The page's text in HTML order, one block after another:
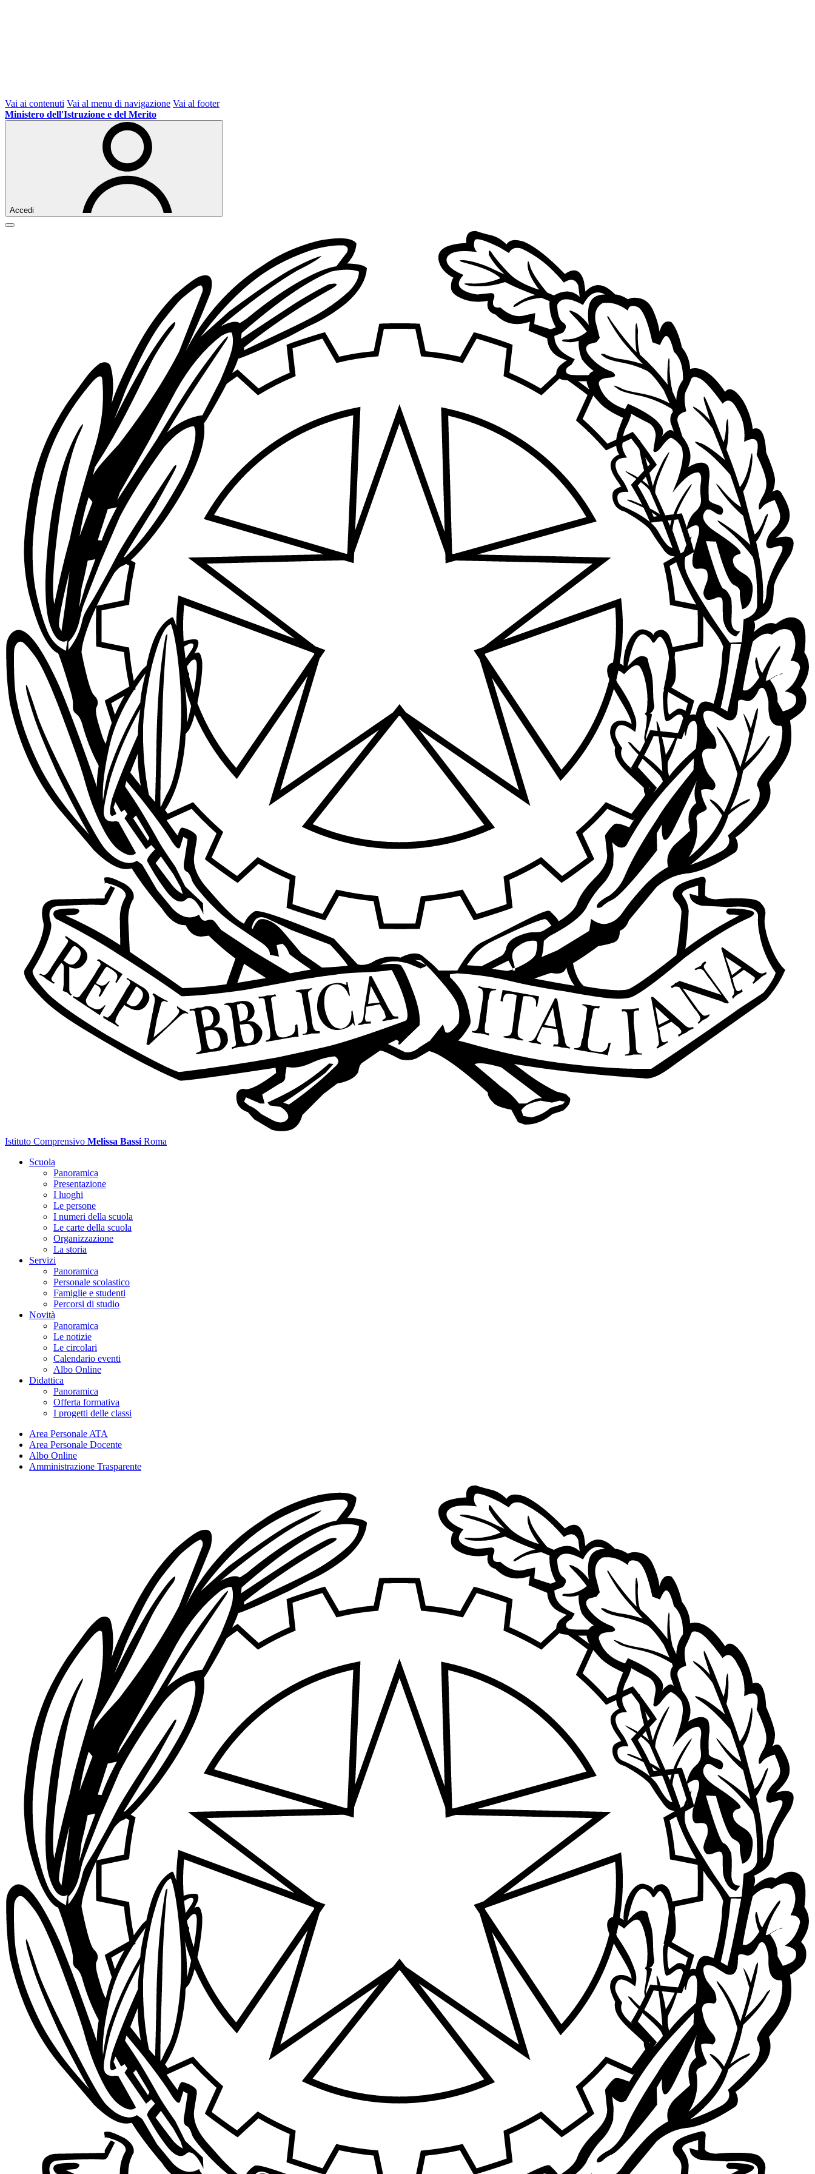
Vai ai contenuti Vai al menu di navigazione Vai al footer
Ministero dell'Istruzione e del Merito
Accedi
Istituto Comprensivo Melissa Bassi Roma
Scuola
Panoramica
Presentazione
I luoghi
Le persone
I numeri della scuola
Le carte della scuola
Organizzazione
La storia
Servizi
Panoramica
Personale scolastico
Famiglie e studenti
Percorsi di studio
Novità
Panoramica
Le notizie
Le circolari
Calendario eventi
Albo Online
Didattica
Panoramica
Offerta formativa
I progetti delle classi
Area Personale ATA
Area Personale Docente
Albo Online
Amministrazione Trasparente